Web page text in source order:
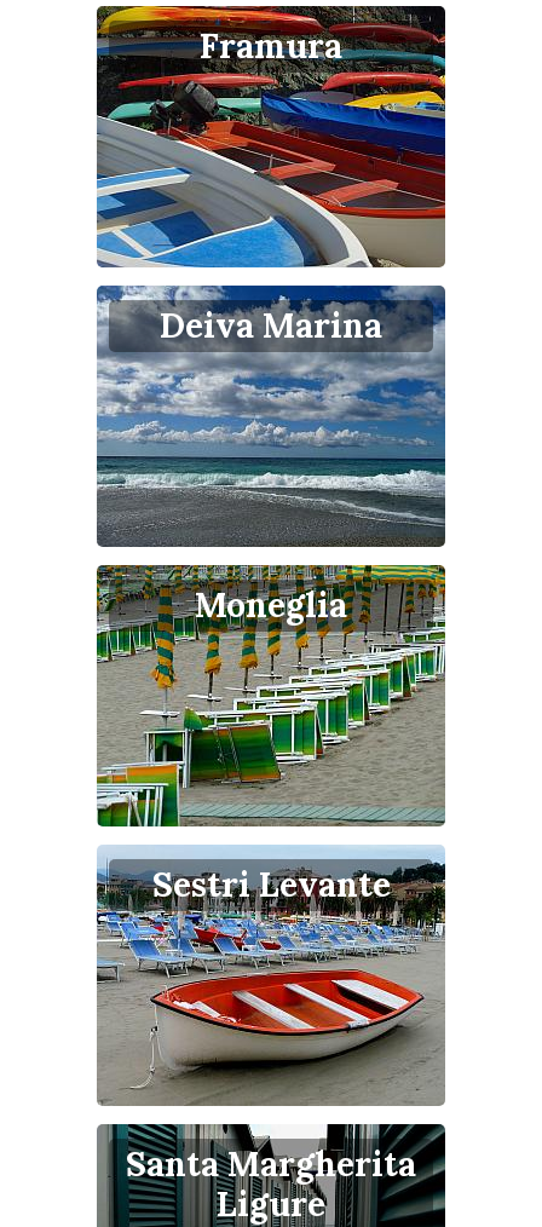
Framura
Deiva Marina
Moneglia
Sestri Levante
Santa Margherita
Ligure